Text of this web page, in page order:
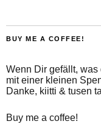
BUY ME A COFFEE!
Wenn Dir gefällt,
mit einer kleinen
Danke, kiitti & tusen
Buy me a coffee!